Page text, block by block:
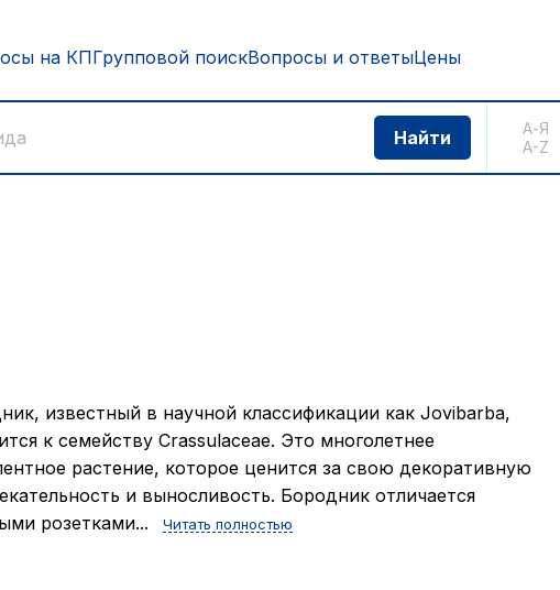
на КПГрупповой поискВопросы и ответыЦены
А-Я
A-Z
известный в научной классификации как Jovibarba,
к семейству Crassulaceae. Это многолетнее
растение, которое ценится за свою декоративную
и выносливость. Бородник отличается
розетками...
Читать полностью